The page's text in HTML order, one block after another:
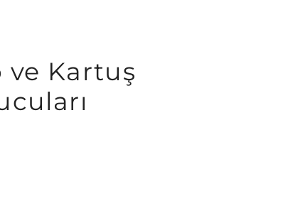
ve Kartuş